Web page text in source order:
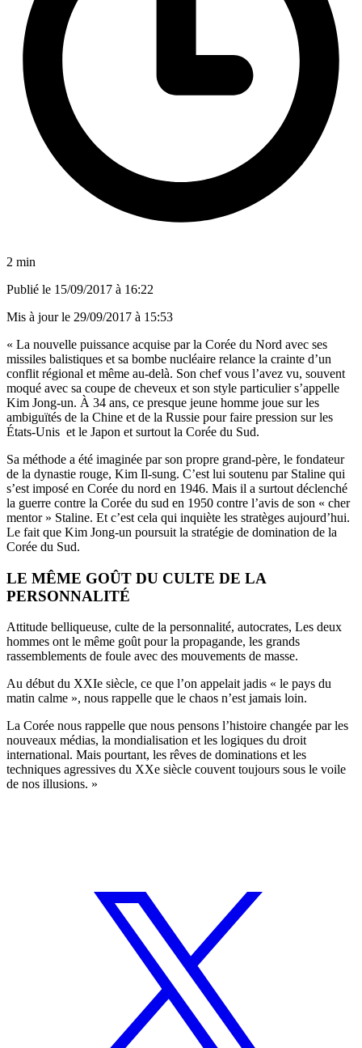
2 min
Publié le 15/09/2017 à 16:22
Mis à jour le 29/09/2017 à 15:53
« La nouvelle puissance acquise par la Corée du Nord avec ses
missiles balistiques et sa bombe nucléaire relance la crainte d’un
conflit régional et même au-delà. Son chef vous l’avez vu, souvent
moqué avec sa coupe de cheveux et son style particulier s’appelle
Kim Jong-un. À 34 ans, ce presque jeune homme joue sur les
ambiguïtés de la Chine et de la Russie pour faire pression sur les
États-Unis et le Japon et surtout la Corée du Sud.
Sa méthode a été imaginée par son propre grand-père, le fondateur
de la dynastie rouge, Kim Il-sung. C’est lui soutenu par Staline qui
s’est imposé en Corée du nord en 1946. Mais il a surtout déclenché
la guerre contre la Corée du sud en 1950 contre l’avis de son « cher
mentor » Staline. Et c’est cela qui inquiète les stratèges aujourd’hui.
Le fait que Kim Jong-un poursuit la stratégie de domination de la
Corée du Sud.
LE MÊME GOÛT DU CULTE DE LA
PERSONNALITÉ
Attitude belliqueuse, culte de la personnalité, autocrates, Les deux
hommes ont le même goût pour la propagande, les grands
rassemblements de foule avec des mouvements de masse.
Au début du XXIe siècle, ce que l’on appelait jadis « le pays du
matin calme », nous rappelle que le chaos n’est jamais loin.
La Corée nous rappelle que nous pensons l’histoire changée par les
nouveaux médias, la mondialisation et les logiques du droit
international. Mais pourtant, les rêves de dominations et les
techniques agressives du XXe siècle couvent toujours sous le voile
de nos illusions. »